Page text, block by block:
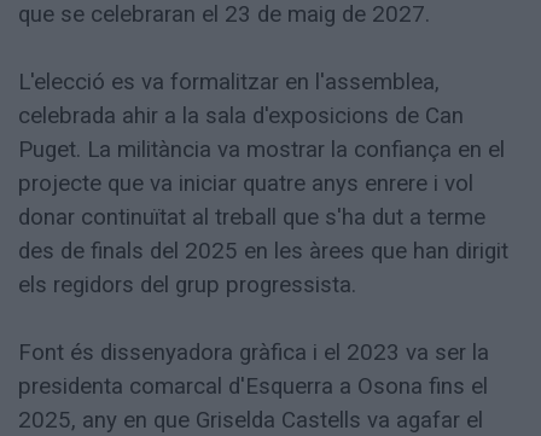
que se celebraran el 23 de maig de 2027.
L'elecció es va formalitzar en l'assemblea,
celebrada ahir a la sala d'exposicions de Can
Puget. La militància va mostrar la confiança en el
projecte que va iniciar quatre anys enrere i vol
donar continuïtat al treball que s'ha dut a terme
des de finals del 2025 en les àrees que han dirigit
els regidors del grup progressista.
Font és dissenyadora gràfica i el 2023 va ser la
presidenta comarcal d'Esquerra a Osona fins el
2025, any en que Griselda Castells va agafar el